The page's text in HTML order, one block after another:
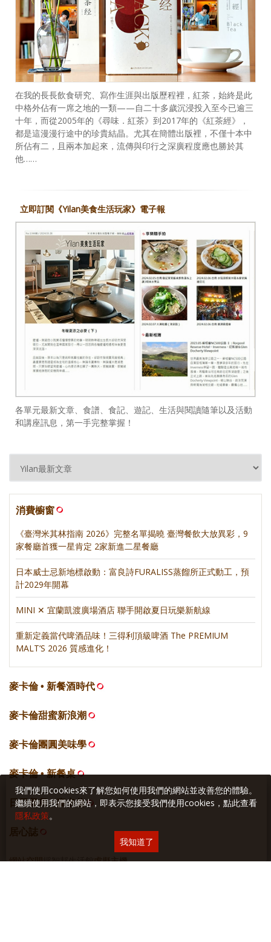
在我的長長飲食研究、寫作生涯與出版歷程裡，紅茶，始終是此
中格外佔有一席之地的一類——自二十多歲沉浸投入至今已逾三
十年，而從2005年的《尋味．紅茶》到2017年的《紅茶經》，
都是這漫漫行途中的珍貴結晶。尤其在簡體出版裡，不僅十本中
所佔有二，且兩本加起來，流傳與印行之深廣程度應也勝於其
他……
立即訂閱《Yilan美食生活玩家》電子報
各單元最新文章、食譜、食記、遊記、生活與閱讀隨筆以及活動
和講座訊息，第一手完整掌握！
消費櫥窗
《臺灣米其林指南 2026》完整名單揭曉 臺灣餐飲大放異彩，9
家餐廳首獲一星肯定 2家新進二星餐廳
日本威士忌新地標啟動：富良詩FURALISS蒸餾所正式動工，預
計2029年開幕
MINI ✕ 宜蘭凱渡廣場酒店 聯手開啟夏日玩樂新航線
重新定義當代啤酒品味！三得利頂級啤酒 The PREMIUM
MALT’S 2026 質感進化！
麥卡倫 • 新餐酒時代
麥卡倫甜蜜新浪潮
麥卡倫團圓美味學
麥卡倫 • 新餐桌
日日餐餐 • 麥卡倫
居心誌
網站空間採智邦生活館虛擬主機
我們使用cookies來了解您如何使用我們的網站並改善您的體驗。
繼續使用我們的網站，即表示您接受我們使用cookies，點此查看
隱私政策。
我知道了